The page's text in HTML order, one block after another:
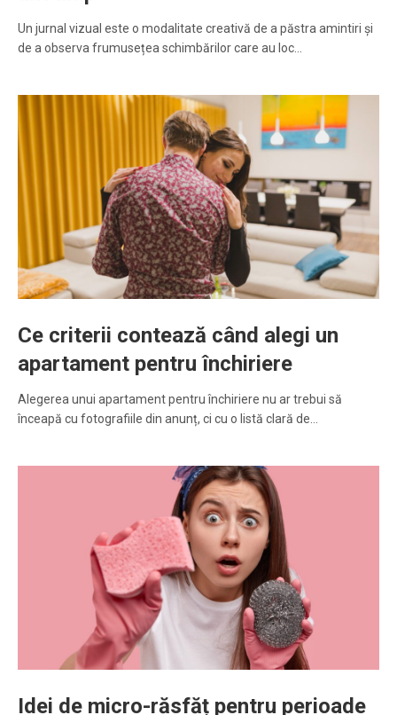
Un jurnal vizual este o modalitate creativă de a păstra amintiri și
de a observa frumusețea schimbărilor care au loc…
Ce criterii contează când alegi un
apartament pentru închiriere
Alegerea unui apartament pentru închiriere nu ar trebui să
înceapă cu fotografiile din anunț, ci cu o listă clară de…
Idei de micro-răsfăț pentru perioade